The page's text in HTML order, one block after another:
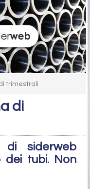
trimestrali
di
di siderweb
tubi. Non